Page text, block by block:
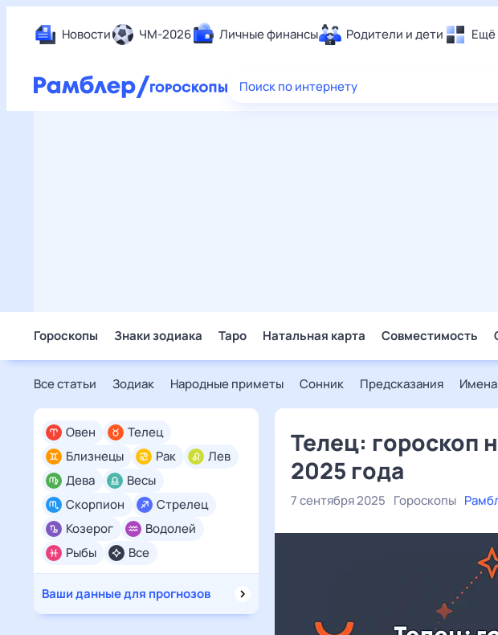
Новости ЧМ-2026 Личные финансы Родители и дети Ещё
Еда
Поиск по интернету
Гороскопы Знаки зодиака Таро Натальная карта Совместимость
Все статьи Зодиак Народные приметы Сонник Предсказания Имена
Все
Овен
Телец
Близнецы
Рак
Лев
Дева
Весы
Скорпион
Стрелец
Козерог
Водолей
Рыбы
Ваши данные для прогнозов
Телец: гороскоп
2025 года
7 сентября 2025 Гороскопы